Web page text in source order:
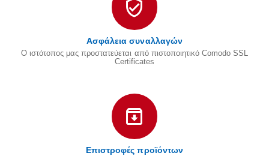
Ασφάλεια συναλλαγών
Ο ιστότοπος μας προστατεύεται από πιστοποιητικό Comodo SSL
Certificates
Επιστροφές προϊόντων